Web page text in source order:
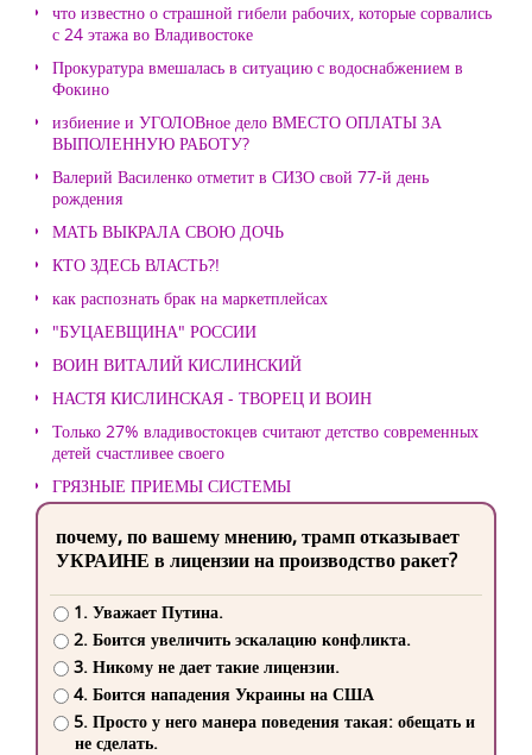
что известно о страшной гибели рабочих, которые сорвались
с 24 этажа во Владивостоке
Прокуратура вмешалась в ситуацию с водоснабжением в
Фокино
избиение и УГОЛОВное дело ВМЕСТО ОПЛАТЫ ЗА
ВЫПОЛЕННУЮ РАБОТУ?
Валерий Василенко отметит в СИЗО свой 77-й день
рождения
МАТЬ ВЫКРАЛА СВОЮ ДОЧЬ
КТО ЗДЕСЬ ВЛАСТЬ?!
как распознать брак на маркетплейсах
"БУЦАЕВЩИНА" РОССИИ
ВОИН ВИТАЛИЙ КИСЛИНСКИЙ
НАСТЯ КИСЛИНСКАЯ - ТВОРЕЦ И ВОИН
Только 27% владивостокцев считают детство современных
детей счастливее своего
ГРЯЗНЫЕ ПРИЕМЫ СИСТЕМЫ
почему, по вашему мнению, трамп отказывает
УКРАИНЕ в лицензии на производство ракет?
1. Уважает Путина.
2. Боится увеличить эскалацию конфликта.
3. Никому не дает такие лицензии.
4. Боится нападения Украины на США
5. Просто у него манера поведения такая: обещать и
не сделать.